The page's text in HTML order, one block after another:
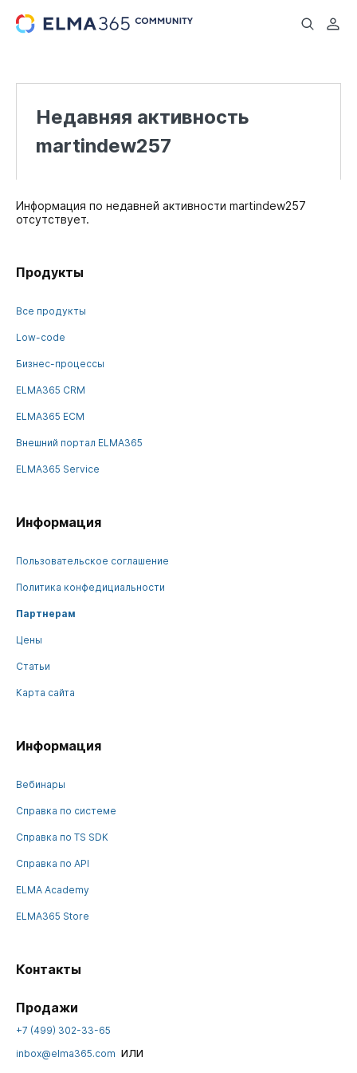
...
Недавняя активность
martindew257
Информация по недавней активности martindew257
отсутствует.
Продукты
Все продукты
Low-code
Бизнес-процессы
ELMA365 CRM
ELMA365 ECM
Внешний портал ELMA365
ELMA365 Service
Информация
Пользовательское соглашение
Политика конфедициальности
Партнерам
Цены
Статьи
Карта сайта
Информация
Вебинары
Справка по системе
Справка по TS SDK
Справка по API
ELMA Academy
ELMA365 Store
Контакты
Продажи
+7 (499) 302-33-65
inbox@elma365.com или